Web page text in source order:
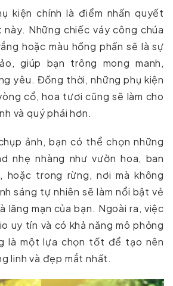
kiện chính là điểm nhấn quyết
Những chiếc váy công chúa
hoặc màu hồng phấn sẽ là sự
giúp bạn trông mong manh,
yêu. Đồng thời, những phụ kiện
cổ, hoa tươi cũng sẽ làm cho
và quý phái hơn.
ảnh, bạn có thể chọn những
nhẹ nhàng như vườn hoa, ban
hoặc trong rừng, nơi mà không
sáng tự nhiên sẽ làm nổi bật vẻ
lãng mạn của bạn. Ngoài ra, việc
uy tín và có khả năng mô phỏng
là một lựa chọn tốt để tạo nên
linh và đẹp mắt nhất.